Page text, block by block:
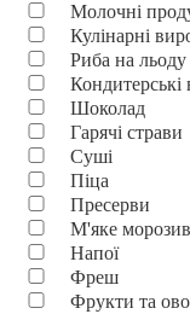
Молочні
Кулінарні
Риба на льоду
Кондитерські
Шоколад
Гарячі страви
Суші
Піца
Пресерви
М'яке
Напої
Фреш
Фрукти та